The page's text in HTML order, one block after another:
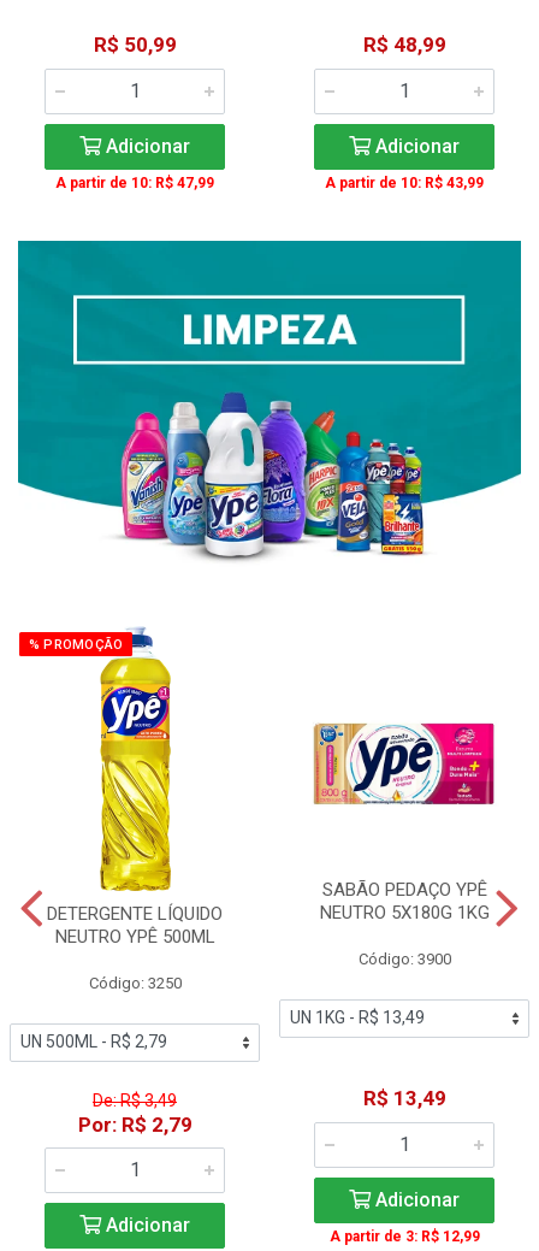
R$ 50,99
Adicionar
A partir de 10: R$ 47,99
R$ 48,99
Adicionar
A partir de 10: R$ 43,99
% PROMOÇÃO
DETERGENTE LÍQUIDO
NEUTRO YPÊ 500ML
Código: 3250
De: R$ 3,49
Por: R$ 2,79
Adicionar
SABÃO PEDAÇO YPÊ
NEUTRO 5X180G 1KG
Código: 3900
R$ 13,49
Adicionar
A partir de 3: R$ 12,99